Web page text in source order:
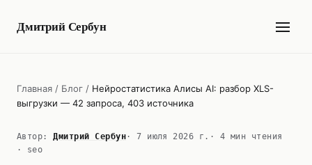
Дмитрий Сербун
Главная / Блог / Нейростатистика Алисы AI: разбор XLS-
выгрузки — 42 запроса, 403 источника
Автор:Дмитрий Сербун · 7 июля 2026 г. · 4 мин чтения
· seo